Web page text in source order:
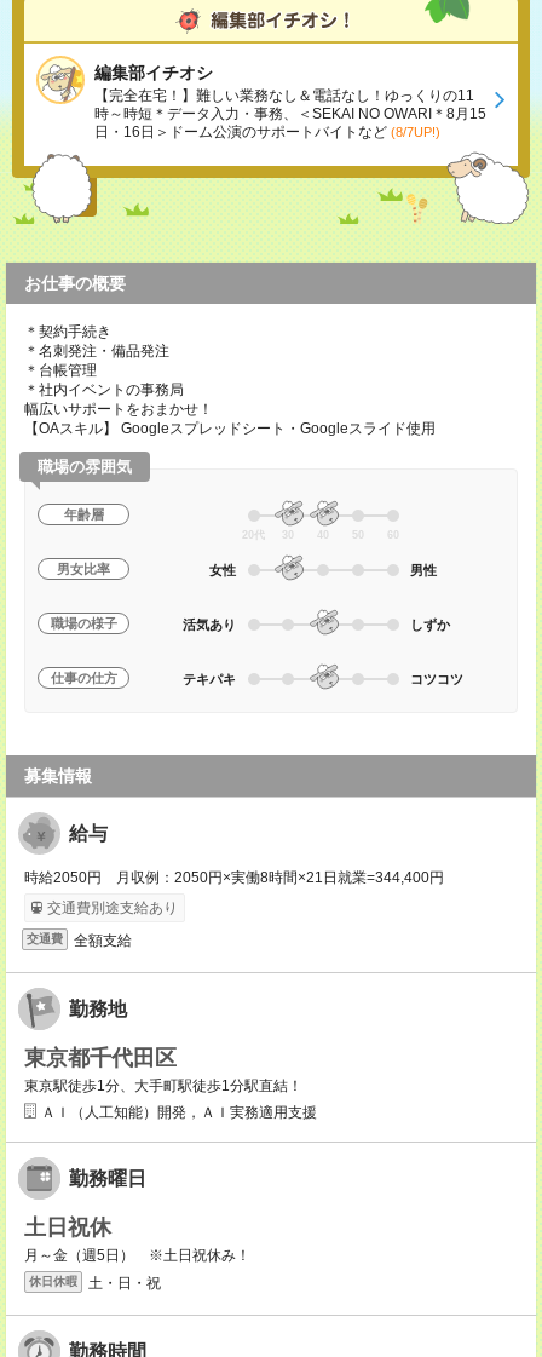
編集部イチオシ
【完全在宅！】難しい業務なし＆電話なし！ゆっくりの11
時～時短＊データ入力・事務、＜SEKAI NO OWARI＊8月15
日・16日＞ドーム公演のサポートバイトなど (8/7UP!)
お仕事の概要
＊契約手続き
＊名刺発注・備品発注
＊台帳管理
＊社内イベントの事務局
幅広いサポートをおまかせ！
【OAスキル】 Googleスプレッドシート・Googleスライド使用
職場の雰囲気
年齢層
20代 30 40 50 60
男女比率 女性 男性
職場の様子 活気あり しずか
仕事の仕方 テキパキ コツコツ
募集情報
給与
時給2050円 月収例：2050円×実働8時間×21日就業=344,400円
交通費別途支給あり
交通費 全額支給
勤務地
東京都千代田区
東京駅徒歩1分、大手町駅徒歩1分駅直結！
ＡＩ（人工知能）開発，ＡＩ実務適用支援
勤務曜日
土日祝休
月～金（週5日） ※土日祝休み！
休日休暇 土・日・祝
勤務時間